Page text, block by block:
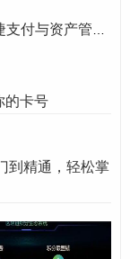
易钱包里的所
等）的总价值，
），即可进入该
的卡号
到精通，轻松掌